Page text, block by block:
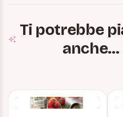
Ti potrebbe
anche...